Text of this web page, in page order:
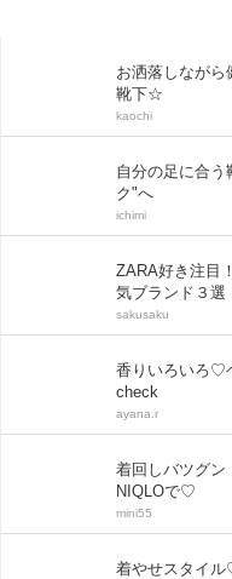
お洒落しながら
靴下☆
kaochi
自分の足に合う
ク"へ
ichimi
ZARA好き注目
気ブランド３選
sakusaku
香りいろいろ♡
check
ayana.r
着回しバツグン
NIQLOで♡
mini55
着やせスタイ